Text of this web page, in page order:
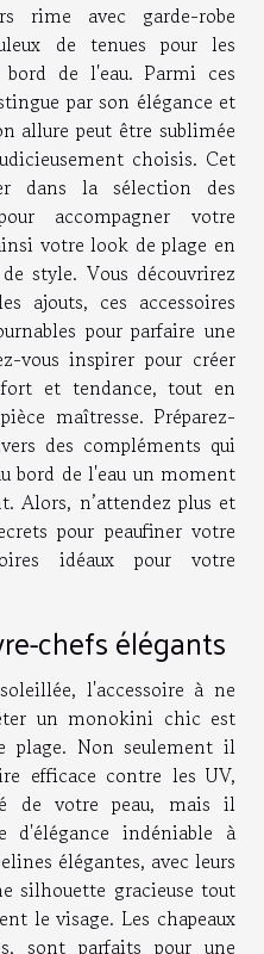
rime avec garde-robe
de tenues pour les
de l'eau. Parmi ces
par son élégance et
allure peut être sublimée
choisis. Cet
dans la sélection des
accompagner votre
votre look de plage en
style. Vous découvrirez
ajouts, ces accessoires
pour parfaire une
vous inspirer pour créer
et tendance, tout en
maîtresse. Préparez-
des compléments qui
bord de l'eau un moment
Alors, n’attendez plus et
pour peaufiner votre
idéaux pour votre
chefs élégants
l'accessoire à ne
un monokini chic est
plage. Non seulement il
efficace contre les UV,
de votre peau, mais il
d'élégance indéniable à
élégantes, avec leurs
silhouette gracieuse tout
le visage. Les chapeaux
sont parfaits pour une